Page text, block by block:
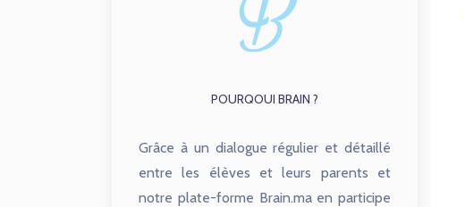
POURQOUI BRAIN ?
Grâce à un dialogue régulier et détaillé
entre les élèves et leurs parents et
notre plate-forme Brain.ma en participe